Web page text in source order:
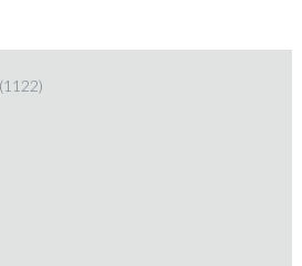
(1122)